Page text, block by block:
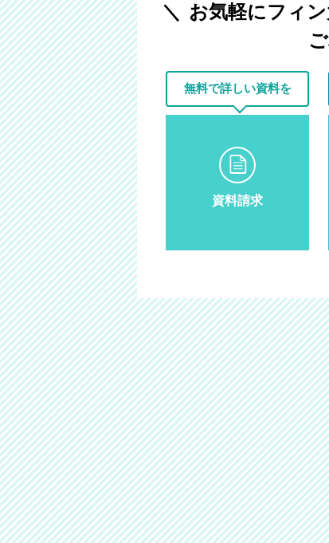
お気軽にフィ
無料で詳しい資料を
資料請求